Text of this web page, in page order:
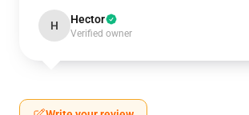
H Hector
Verified owner